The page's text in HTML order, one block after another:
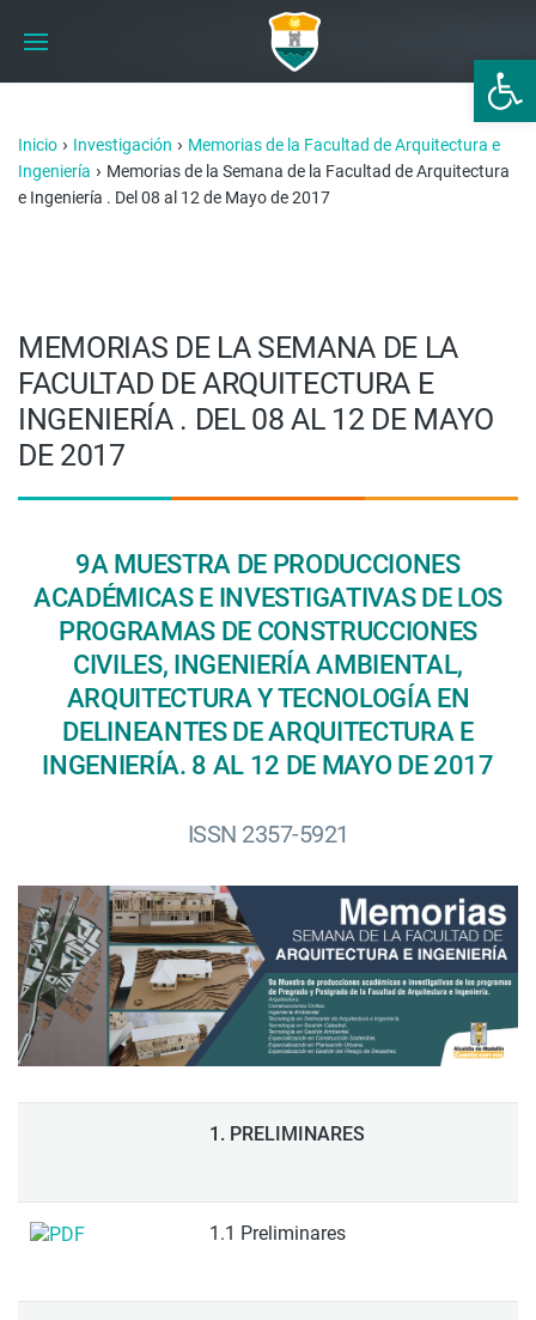
Abrir
Inicio › Investigación › Memorias de la Facultad de Arquitectura e
Ingeniería › Memorias de la Semana de la Facultad de Arquitectura
e Ingeniería . Del 08 al 12 de Mayo de 2017
MEMORIAS DE LA SEMANA DE LA
FACULTAD DE ARQUITECTURA E
INGENIERÍA . DEL 08 AL 12 DE MAYO
DE 2017
9A MUESTRA DE PRODUCCIONES
ACADÉMICAS E INVESTIGATIVAS DE LOS
PROGRAMAS DE CONSTRUCCIONES
CIVILES, INGENIERÍA AMBIENTAL,
ARQUITECTURA Y TECNOLOGÍA EN
DELINEANTES DE ARQUITECTURA E
INGENIERÍA. 8 AL 12 DE MAYO DE 2017
ISSN 2357-5921
1. PRELIMINARES
1.1 Preliminares